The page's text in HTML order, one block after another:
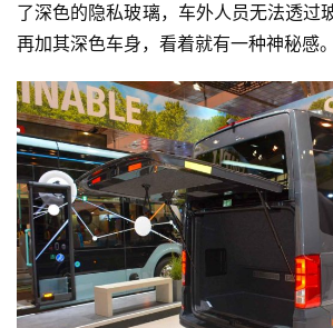
了深色的隐私玻璃，车外人员无法透过
再加其深色车身，看着就有一种神秘感。